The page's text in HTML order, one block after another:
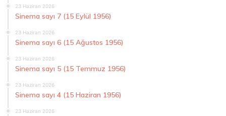
23 Haziran 2026
Sinema sayı 7 (15 Eylül 1956)
23 Haziran 2026
Sinema sayı 6 (15 Ağustos 1956)
23 Haziran 2026
Sinema sayı 5 (15 Temmuz 1956)
23 Haziran 2026
Sinema sayı 4 (15 Haziran 1956)
23 Haziran 2026